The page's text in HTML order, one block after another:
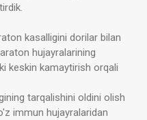
kasalligini dorilar bilan
hujayralarining
keskin kamaytirish orqali
tarqalishini oldini olish
immun hujayralaridan